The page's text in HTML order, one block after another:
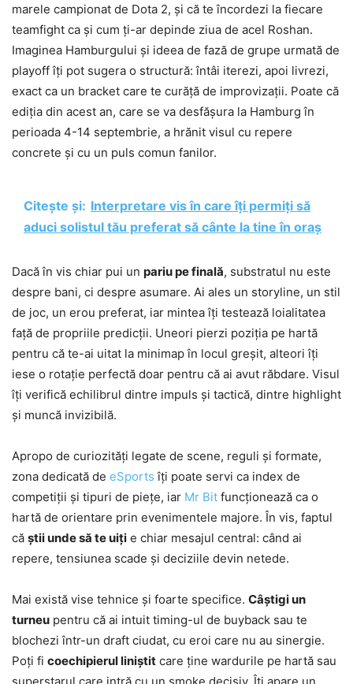
marele campionat de Dota 2, și că te încordezi la fiecare
teamfight ca și cum ți-ar depinde ziua de acel Roshan.
Imaginea Hamburgului și ideea de fază de grupe urmată de
playoff îți pot sugera o structură: întâi iterezi, apoi livrezi,
exact ca un bracket care te curăță de improvizații. Poate că
ediția din acest an, care se va desfășura la Hamburg în
perioada 4-14 septembrie, a hrănit visul cu repere
concrete și cu un puls comun fanilor.
Citește și: Interpretare vis în care îți permiți să
aduci solistul tău preferat să cânte la tine în oraș
Dacă în vis chiar pui un pariu pe finală, substratul nu este
despre bani, ci despre asumare. Ai ales un storyline, un stil
de joc, un erou preferat, iar mintea îți testează loialitatea
față de propriile predicții. Uneori pierzi poziția pe hartă
pentru că te-ai uitat la minimap în locul greșit, alteori îți
iese o rotație perfectă doar pentru că ai avut răbdare. Visul
îți verifică echilibrul dintre impuls și tactică, dintre highlight
și muncă invizibilă.
Apropo de curiozități legate de scene, reguli și formate,
zona dedicată de eSports îți poate servi ca index de
competiții și tipuri de piețe, iar Mr Bit funcționează ca o
hartă de orientare prin evenimentele majore. În vis, faptul
că știi unde să te uiți e chiar mesajul central: când ai
repere, tensiunea scade și deciziile devin netede.
Mai există vise tehnice și foarte specifice. Câștigi un
turneu pentru că ai intuit timing-ul de buyback sau te
blochezi într-un draft ciudat, cu eroi care nu au sinergie.
Poți fi coechipierul liniștit care ține wardurile pe hartă sau
superstarul care intră cu un smoke decisiv. Îți apare un